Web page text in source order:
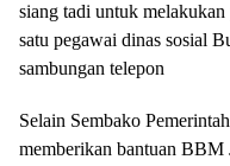
siang tadi untuk melakukan
satu pegawai dinas sosial
sambungan telepon
Selain Sembako
memberikan bantuan BBM